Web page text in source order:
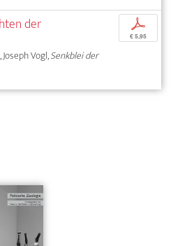
der
Vogl,Senkblei der
p
€ 5,95